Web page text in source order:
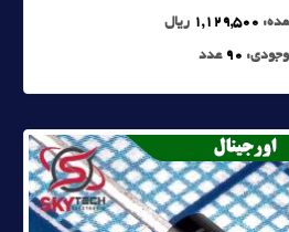
1,129,500 ریال
90 عدد